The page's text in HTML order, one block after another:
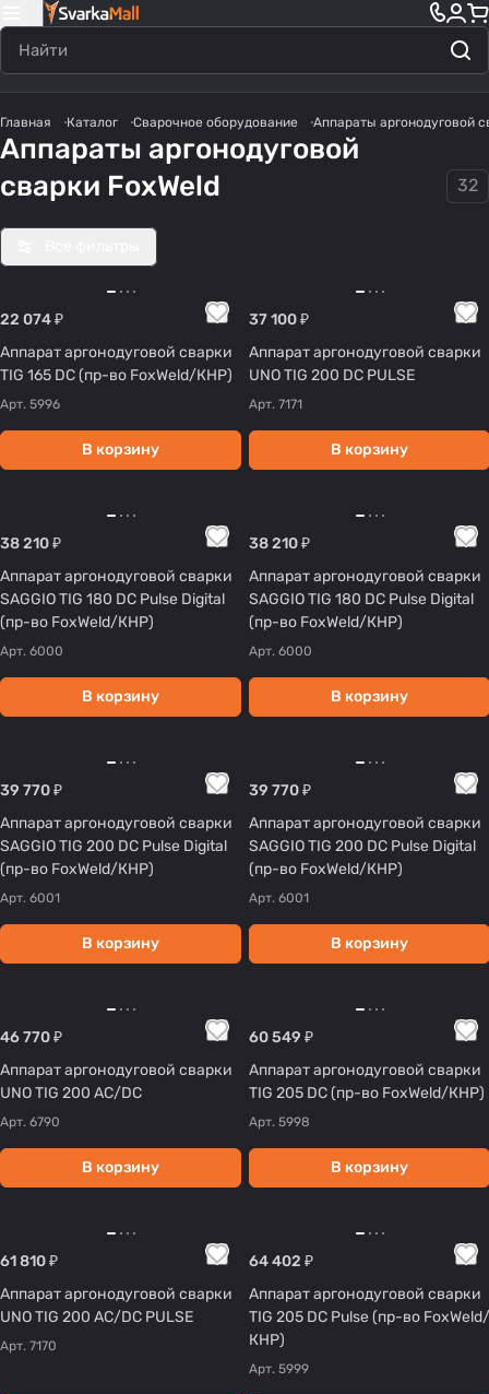
Главная Каталог Сварочное оборудование Аппараты аргонодуговой
Аппараты аргонодуговой
сварки FoxWeld
32
22 074 ₽
Аппарат аргонодуговой сварки
TIG 165 DC (пр-во FoxWeld/КНР)
Арт. 5996
В корзину
37 100 ₽
Аппарат аргонодуговой сварки
UNO TIG 200 DC PULSE
Арт. 7171
В корзину
38 210 ₽
Аппарат аргонодуговой сварки
SAGGIO TIG 180 DC Pulse Digital
(пр-во FoxWeld/КНР)
Арт. 6000
В корзину
38 210 ₽
Аппарат аргонодуговой сварки
SAGGIO TIG 180 DC Pulse Digital
(пр-во FoxWeld/КНР)
Арт. 6000
В корзину
39 770 ₽
Аппарат аргонодуговой сварки
SAGGIO TIG 200 DC Pulse Digital
(пр-во FoxWeld/КНР)
Арт. 6001
В корзину
39 770 ₽
Аппарат аргонодуговой сварки
SAGGIO TIG 200 DC Pulse Digital
(пр-во FoxWeld/КНР)
Арт. 6001
В корзину
46 770 ₽
Аппарат аргонодуговой сварки
UNO TIG 200 AC/DC
Арт. 6790
В корзину
60 549 ₽
Аппарат аргонодуговой сварки
TIG 205 DC (пр-во FoxWeld/КНР)
Арт. 5998
В корзину
61 810 ₽
Аппарат аргонодуговой сварки
UNO TIG 200 AC/DC PULSE
Арт. 7170
64 402 ₽
Аппарат аргонодуговой сварки
TIG 205 DC Pulse (пр-во FoxWeld/
КНР)
Арт. 5999